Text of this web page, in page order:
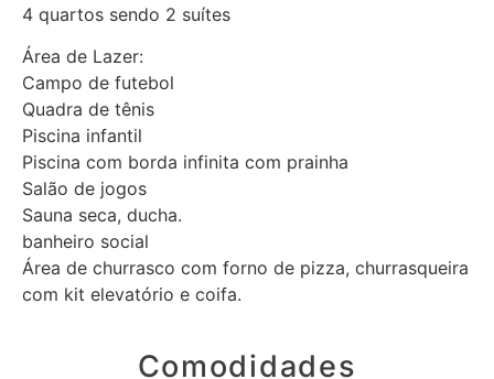
4 quartos sendo 2 suítes
Área de Lazer:
Campo de futebol
Quadra de tênis
Piscina infantil
Piscina com borda infinita com prainha
Salão de jogos
Sauna seca, ducha.
banheiro social
Área de churrasco com forno de pizza, churrasqueira
com kit elevatório e coifa.
Comodidades